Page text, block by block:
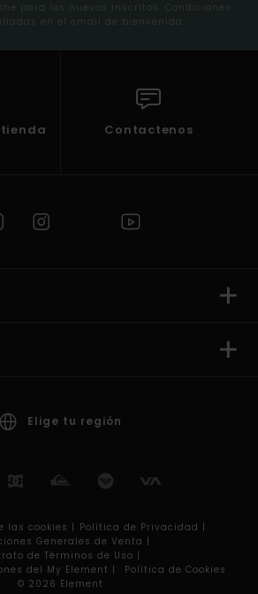
para los nuevos inscritos. Condiciones
en el email de bienvenida
Contactenos
Elige tu región
las cookies | Política de Privacidad |
Generales de Venta |
de Términos de Uso |
del My Element |
Política de Cookies
© 2026 Element